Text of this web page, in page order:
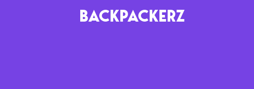
BACKPACKERZ